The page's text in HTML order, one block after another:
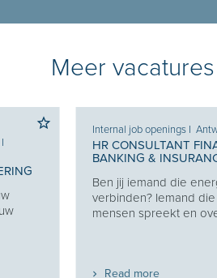
Meer
I
Internal job openings I
HR CONSULTANT
BANKING &
Ben jij iemand die
verbinden? Iemand
mensen spreekt en
Read more